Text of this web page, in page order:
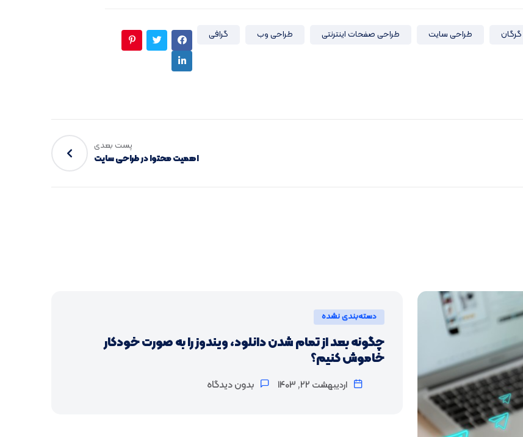
طراحی سایت طراحی صفحات اینترنتی طراحی وب
گرافی
پست بعدی
اهمیت محتوا در طراحی سایت
دسته‌بندی نشده
چگونه بعد از تمام شدن دانلود، ویندوز را به صورت خودکار
خاموش کنیم؟
اردیبهشت 22, 1403 بدون دیدگاه